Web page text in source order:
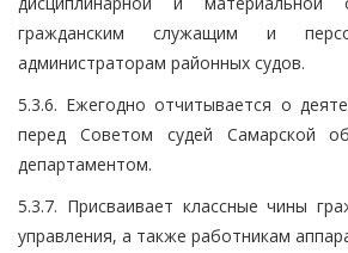
гражданским служащим и
администраторам районных судов.
5.3.6. Ежегодно отчитывается о
перед Советом судей Самарской
департаментом.
5.3.7. Присваивает классные чины
управления, а также работникам